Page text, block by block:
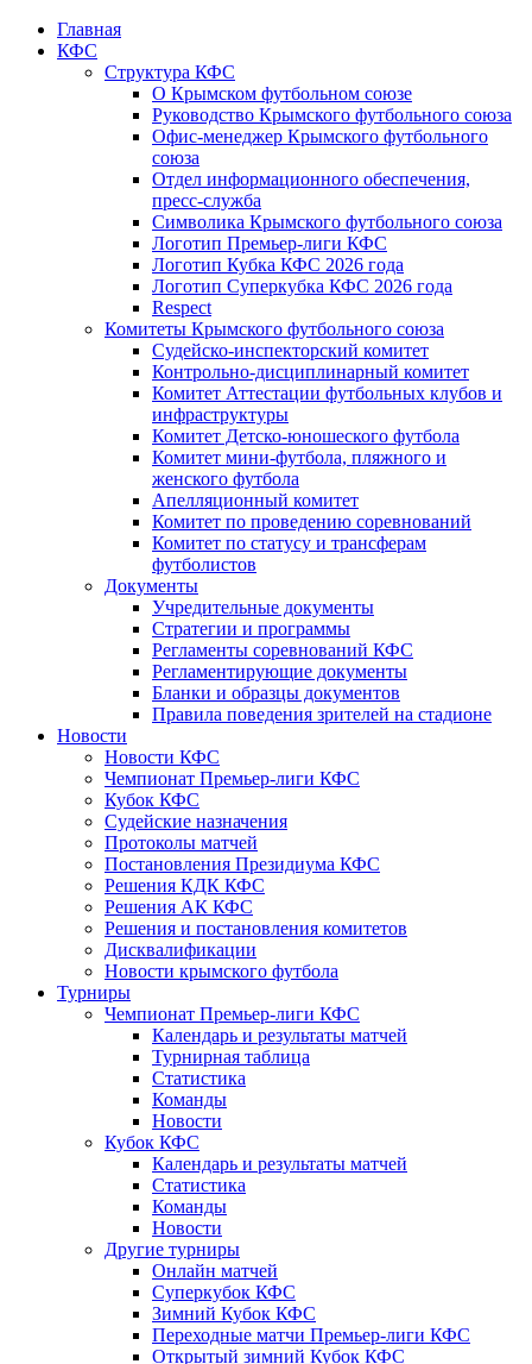
Главная
КФС
Структура КФС
О Крымском футбольном союзе
Руководство Крымского футбольного союза
Офис-менеджер Крымского футбольного
союза
Отдел информационного обеспечения,
пресс-служба
Символика Крымского футбольного союза
Логотип Премьер-лиги КФС
Логотип Кубка КФС 2026 года
Логотип Суперкубка КФС 2026 года
Respect
Комитеты Крымского футбольного союза
Судейско-инспекторский комитет
Контрольно-дисциплинарный комитет
Комитет Аттестации футбольных клубов и
инфраструктуры
Комитет Детско-юношеского футбола
Комитет мини-футбола, пляжного и
женского футбола
Апелляционный комитет
Комитет по проведению соревнований
Комитет по статусу и трансферам
футболистов
Документы
Учредительные документы
Стратегии и программы
Регламенты соревнований КФС
Регламентирующие документы
Бланки и образцы документов
Правила поведения зрителей на стадионе
Новости
Новости КФС
Чемпионат Премьер-лиги КФС
Кубок КФС
Судейские назначения
Протоколы матчей
Постановления Президиума КФС
Решения КДК КФС
Решения АК КФС
Решения и постановления комитетов
Дисквалификации
Новости крымского футбола
Турниры
Чемпионат Премьер-лиги КФС
Календарь и результаты матчей
Турнирная таблица
Статистика
Команды
Новости
Кубок КФС
Календарь и результаты матчей
Статистика
Команды
Новости
Другие турниры
Онлайн матчей
Суперкубок КФС
Зимний Кубок КФС
Переходные матчи Премьер-лиги КФС
Открытый зимний Кубок КФС